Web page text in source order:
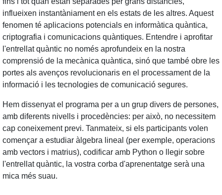
influeixen instantàniament en els estats de les altres. Aquest
fenomen té aplicacions potencials en informàtica quàntica,
criptografia i comunicacions quàntiques. Entendre i aprofitar
l'entrellat quàntic no només aprofundeix en la nostra
comprensió de la mecànica quàntica, sinó que també obre les
portes als avenços revolucionaris en el processament de la
informació i les tecnologies de comunicació segures.
Hem dissenyat el programa per a un grup divers de persones,
amb diferents nivells i procedències: per això, no necessitem
cap coneixement previ. Tanmateix, si els participants volen
començar a estudiar àlgebra lineal (per exemple, operacions
amb vectors i matrius), codificar amb Python o llegir sobre
l'entrellat quàntic, la vostra corba d'aprenentatge serà una
mica més suau.